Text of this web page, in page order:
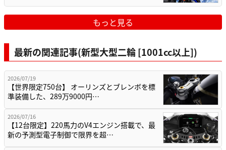
もっと見る
最新の関連記事(新型大型二輪 [1001cc以上])
2026/07/19
【世界限定750台】 オーリンズとブレンボを標
準装備した、289万9000円…
2026/07/16
【12台限定】220馬力のV4エンジン搭載で、最
新の予測型電子制御で限界を超…